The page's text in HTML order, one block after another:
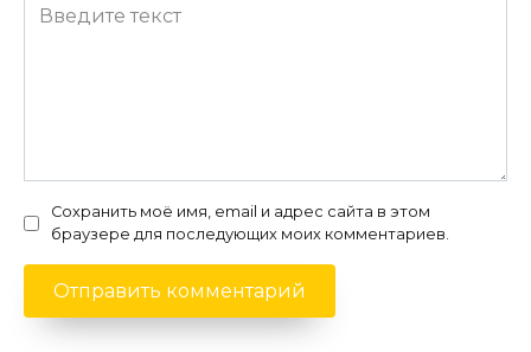
Сохранить моё имя, email и адрес сайта в этом
браузере для последующих моих комментариев.